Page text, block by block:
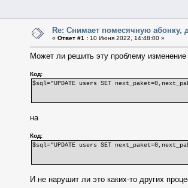
Re: Снимает помесячную абонку,
« Ответ #1 : 10 Июня 2022, 14:48:00 »
Может ли решить эту проблему
Код:
$sql="UPDATE users SET
на
Код:
$sql="UPDATE users SET
И не нарушит ли это каких-то других